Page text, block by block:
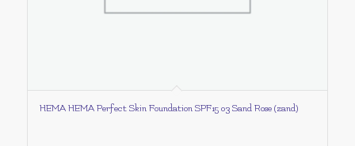
HEMA HEMA Perfect Skin Foundation SPF15 03 Sand Rose (zand)